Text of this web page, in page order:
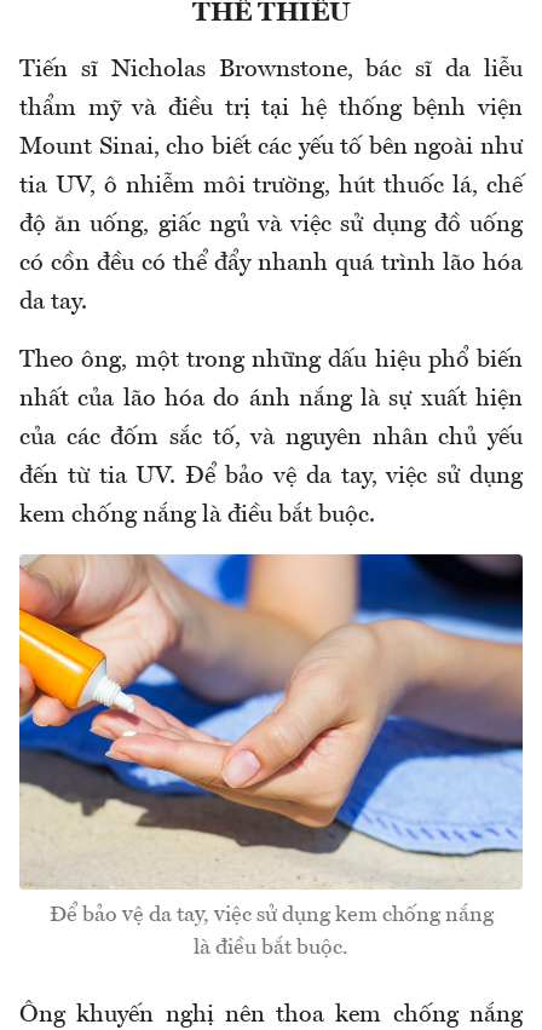
THỂ THIẾU
Tiến sĩ Nicholas Brownstone, bác sĩ da liễu
thẩm mỹ và điều trị tại hệ thống bệnh viện
Mount Sinai, cho biết các yếu tố bên ngoài như
tia UV, ô nhiễm môi trường, hút thuốc lá, chế
độ ăn uống, giấc ngủ và việc sử dụng đồ uống
có cồn đều có thể đẩy nhanh quá trình lão hóa
da tay.
Theo ông, một trong những dấu hiệu phổ biến
nhất của lão hóa do ánh nắng là sự xuất hiện
của các đốm sắc tố, và nguyên nhân chủ yếu
đến từ tia UV. Để bảo vệ da tay, việc sử dụng
kem chống nắng là điều bắt buộc.
Để bảo vệ da tay, việc sử dụng kem chống nắng
là điều bắt buộc.
Ông khuyến nghị nên thoa kem chống nắng